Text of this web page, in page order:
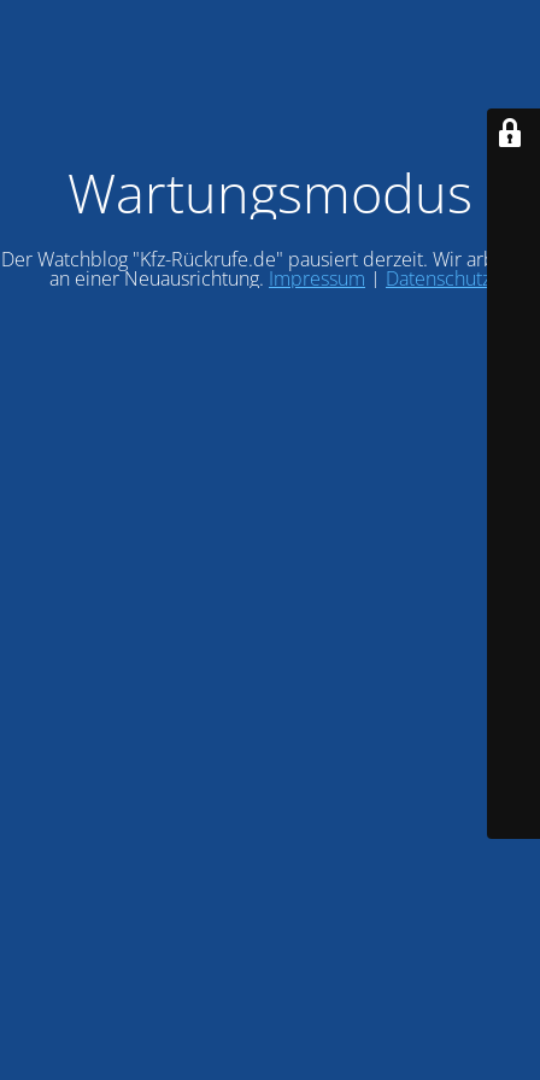
Wartungsmodus
Der Watchblog "Kfz-Rückrufe.de" pausiert derzeit. Wir arbeiten
an einer Neuausrichtung. Impressum | Datenschutz